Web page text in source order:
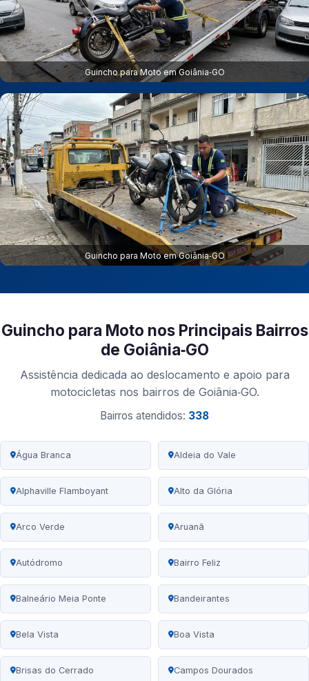
Guincho para Moto em Goiânia‑GO
Guincho para Moto em Goiânia‑GO
Guincho para Moto nos Principais Bairros
de Goiânia‑GO
Assistência dedicada ao deslocamento e apoio para
motocicletas nos bairros de Goiânia‑GO.
Bairros atendidos: 338
Água Branca Aldeia do Vale
Alphaville Flamboyant Alto da Glória
Arco Verde Aruanã
Autódromo Bairro Feliz
Balneário Meia Ponte Bandeirantes
Bela Vista Boa Vista
Brisas do Cerrado Campos Dourados